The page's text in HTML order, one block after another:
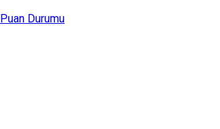
Puan Durumu